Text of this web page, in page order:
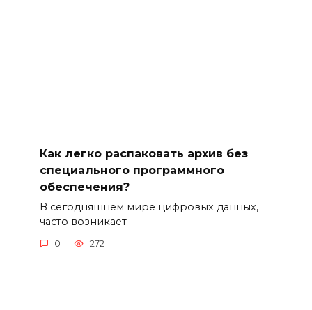
Как легко распаковать архив без
специального программного
обеспечения?
В сегодняшнем мире цифровых данных,
часто возникает
0 272